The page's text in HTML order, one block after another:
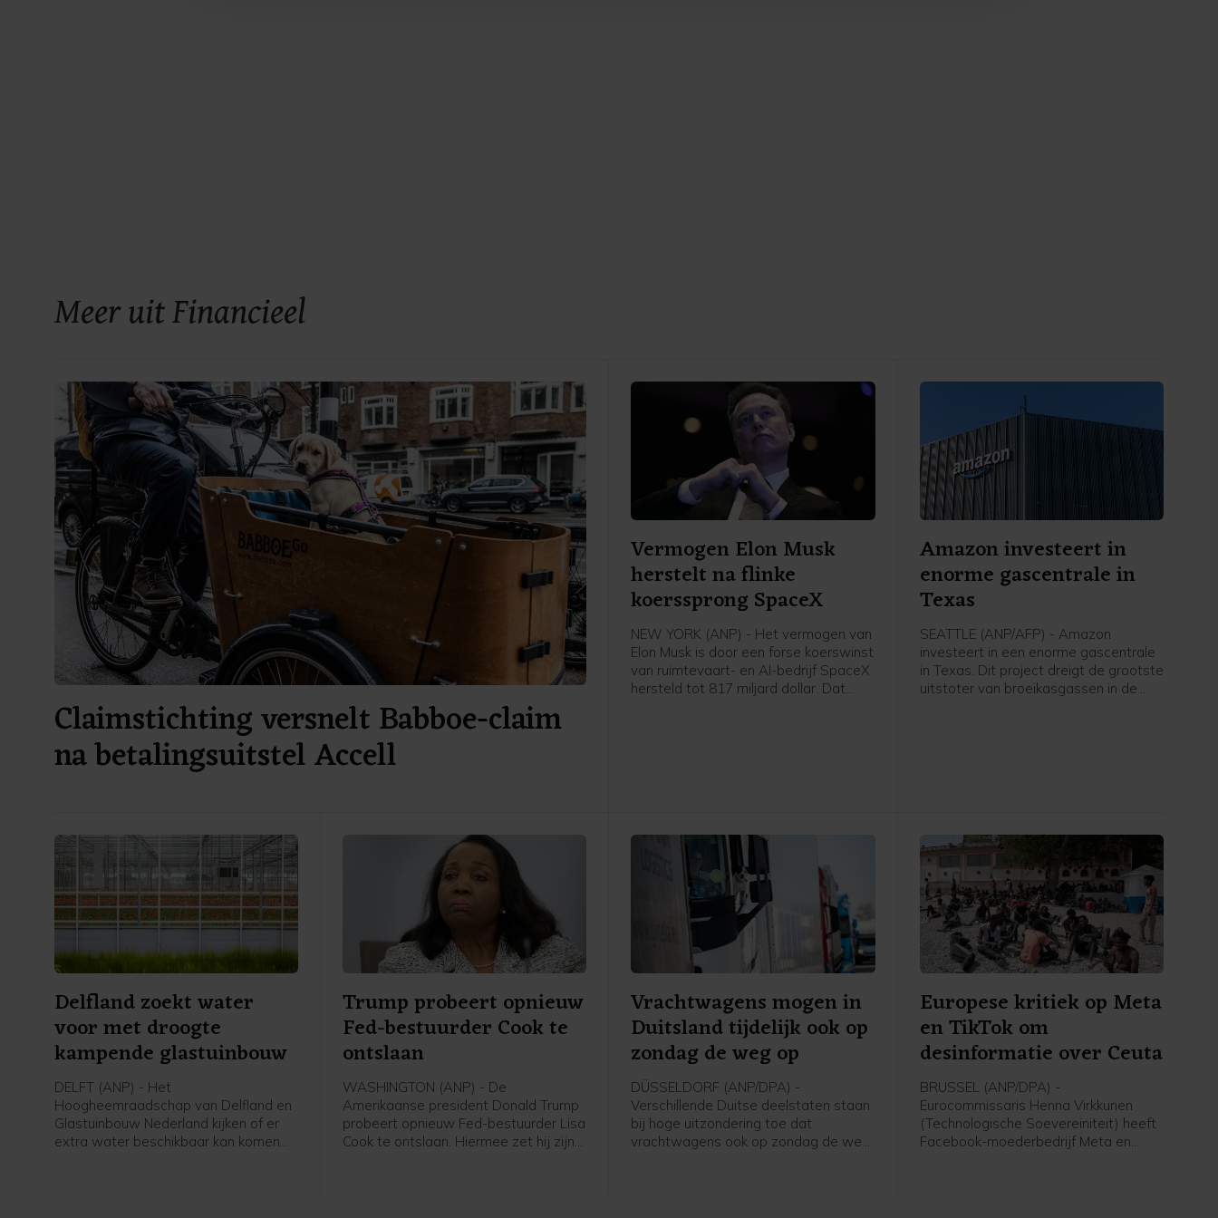
Meer uit Financieel
Claimstichting versnelt Babboe-claim
na betalingsuitstel Accell
Vermogen Elon Musk
herstelt na flinke
koerssprong SpaceX
NEW YORK (ANP) - Het vermogen van
Elon Musk is door een forse koerswinst
van ruimtevaart- en AI-bedrijf SpaceX
hersteld tot 817 miljard dollar. Dat
Amazon investeert in
enorme gascentrale in
Texas
SEATTLE (ANP/AFP) - Amazon
investeert in een enorme gascentrale
in Texas. Dit project dreigt de grootste
uitstoter van broeikasgassen in de
Delfland zoekt water
voor met droogte
kampende glastuinbouw
DELFT (ANP) - Het
Hoogheemraadschap van Delfland en
Glastuinbouw Nederland kijken of er
extra water beschikbaar kan komen
Trump probeert opnieuw
Fed-bestuurder Cook te
ontslaan
WASHINGTON (ANP) - De
Amerikaanse president Donald Trump
probeert opnieuw Fed-bestuurder Lisa
Cook te ontslaan. Hiermee zet hij zijn
Vrachtwagens mogen in
Duitsland tijdelijk ook op
zondag de weg op
DÜSSELDORF (ANP/DPA) -
Verschillende Duitse deelstaten staan
bij hoge uitzondering toe dat
vrachtwagens ook op zondag de weg
Europese kritiek op Meta
en TikTok om
desinformatie over Ceuta
BRUSSEL (ANP/DPA) -
Eurocommissaris Henna Virkkunen
(Technologische Soevereiniteit) heeft
Facebook-moederbedrijf Meta en